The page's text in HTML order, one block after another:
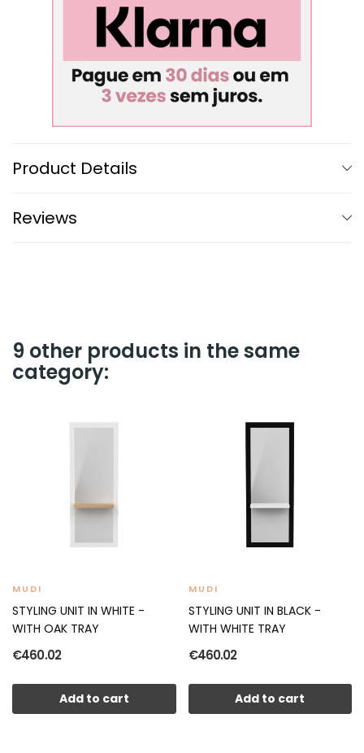
Product Details
Reviews
9 other products in the same
category:
MUDI
STYLING UNIT IN WHITE -
WITH OAK TRAY
€460.02
Add to cart
MUDI
STYLING UNIT IN BLACK -
WITH WHITE TRAY
€460.02
Add to cart